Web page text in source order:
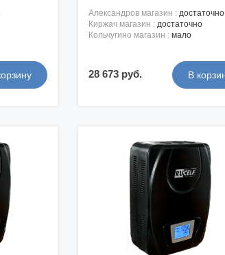
александров магазин : достаточно
киржач магазин : достаточно
кольчугино магазин : мало
28 673 руб.